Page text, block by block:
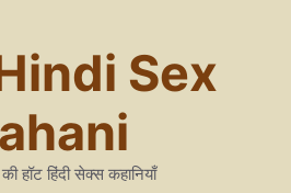
Sex
की हॉट हिंदी सेक्स कहानियाँ